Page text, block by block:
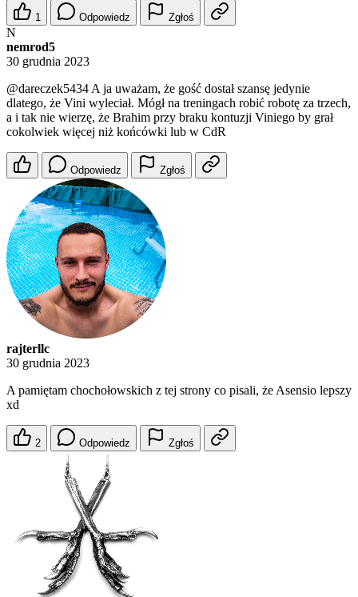
1 Odpowiedz Zgłoś
N
nemrod5
30 grudnia 2023
@dareczek5434 A ja uważam, że gość dostał szansę jedynie
dlatego, że Vini wyleciał. Mógł na treningach robić robotę za trzech,
a i tak nie wierzę, że Brahim przy braku kontuzji Viniego by grał
cokolwiek więcej niż końcówki lub w CdR
Odpowiedz Zgłoś
rajterllc
30 grudnia 2023
A pamiętam chochołowskich z tej strony co pisali, że Asensio lepszy
xd
2 Odpowiedz Zgłoś